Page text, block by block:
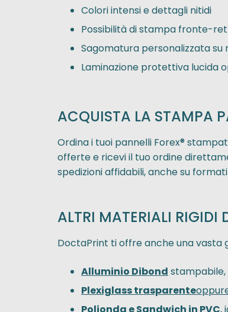
Colori intensi e dettagli nitidi
Possibilità di stampa fronte-
Sagomatura personalizzata su
Laminazione protettiva lucida
ACQUISTA LA STAMPA
Ordina i tuoi pannelli Forex®
offerte e ricevi il tuo ordine
spedizioni affidabili, anche su
ALTRI MATERIALI RIGIDI
DoctaPrint ti offre anche una vasta
Alluminio Dibond
Plexiglass trasparente